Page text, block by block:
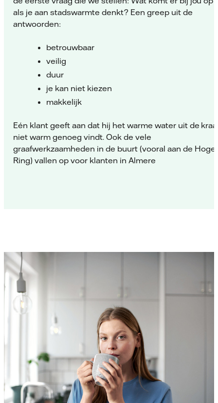
als je aan stadswarmte denkt? Een greep uit de
antwoorden:
betrouwbaar
veilig
duur
je kan niet kiezen
makkelijk
Eén klant geeft aan dat hij het warme water uit de
niet warm genoeg vindt. Ook de vele
graafwerkzaamheden in de buurt (vooral aan de Hoge
Ring) vallen op voor klanten in Almere